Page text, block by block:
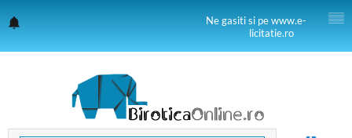
Ne gasiti si pe www.e-
licitatie.ro